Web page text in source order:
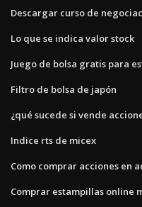
Descargar curso de
Lo que se indica valor stock
Juego de bolsa gratis para
Filtro de bolsa de japón
¿qué sucede si vende
Indice rts de micex
Como comprar acciones en
Comprar estampillas online